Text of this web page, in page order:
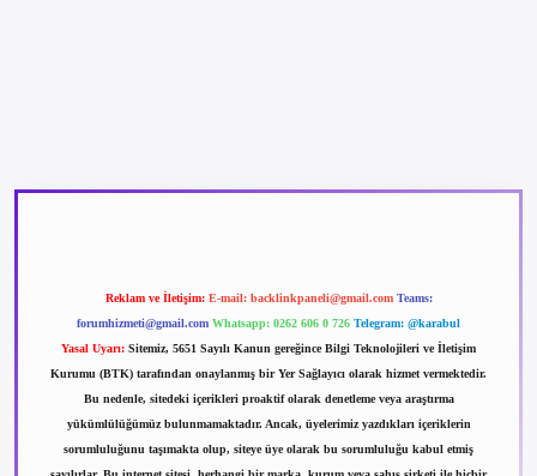
Reklam ve İletişim: E-mail: backlinkpaneli@gmail.com Teams:
forumhizmeti@gmail.com Whatsapp: 0262 606 0 726 Telegram: @karabul
Yasal Uyarı: Sitemiz, 5651 Sayılı Kanun gereğince Bilgi Teknolojileri ve İletişim
Kurumu (BTK) tarafından onaylanmış bir Yer Sağlayıcı olarak hizmet vermektedir.
Bu nedenle, sitedeki içerikleri proaktif olarak denetleme veya araştırma
yükümlülüğümüz bulunmamaktadır. Ancak, üyelerimiz yazdıkları içeriklerin
sorumluluğunu taşımakta olup, siteye üye olarak bu sorumluluğu kabul etmiş